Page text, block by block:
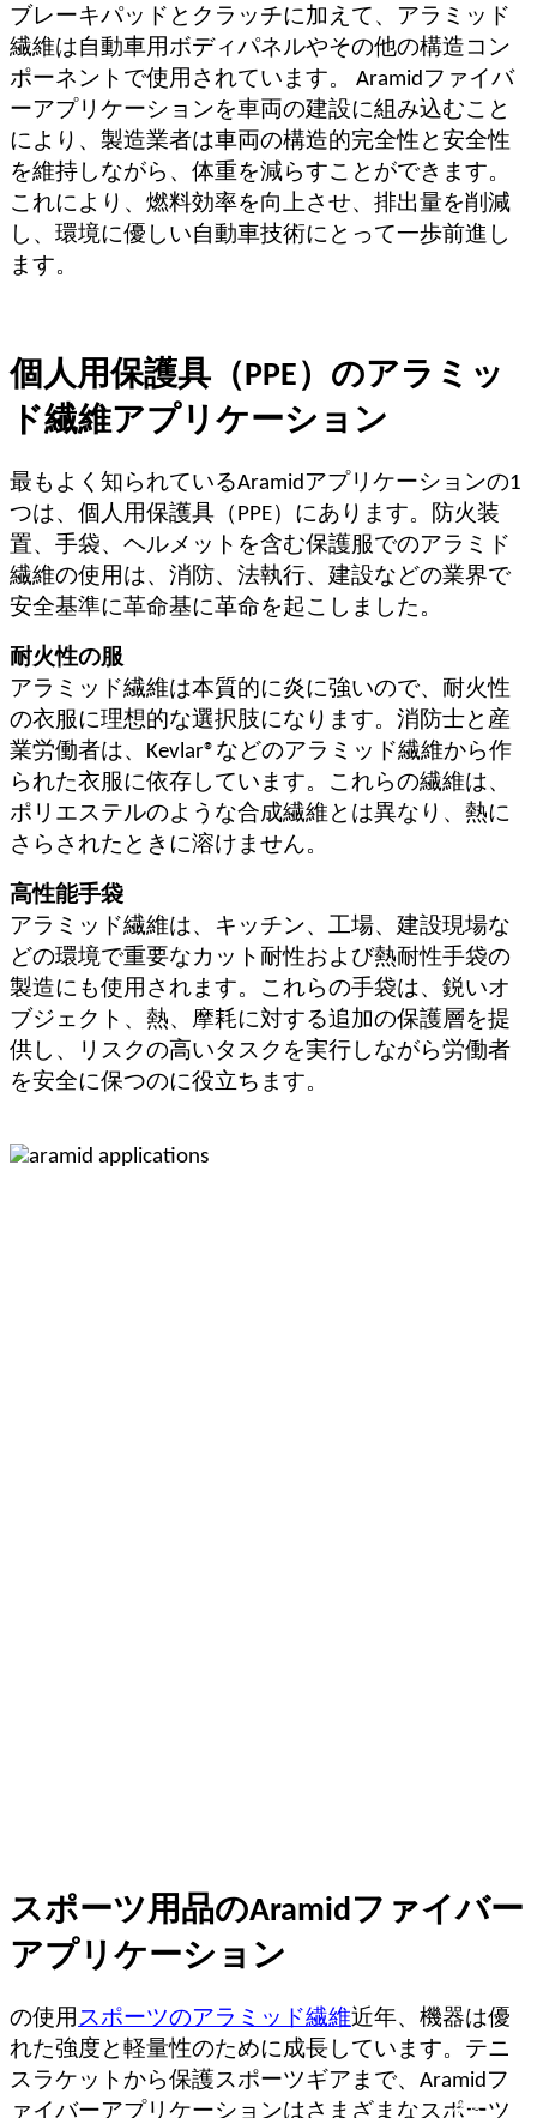
ブレーキパッドとクラッチに加えて、アラミッド
繊維は自動車用ボディパネルやその他の構造コン
ポーネントで使用されています。 Aramidファイバ
ーアプリケーションを車両の建設に組み込むこと
により、製造業者は車両の構造的完全性と安全性
を維持しながら、体重を減らすことができます。
これにより、燃料効率を向上させ、排出量を削減
し、環境に優しい自動車技術にとって一歩前進し
ます。
個人用保護具（PPE）のアラミッ
ド繊維アプリケーション
最もよく知られているAramidアプリケーションの1
つは、個人用保護具（PPE）にあります。防火装
置、手袋、ヘルメットを含む保護服でのアラミド
繊維の使用は、消防、法執行、建設などの業界で
安全基準に革命基に革命を起こしました。
耐火性の服
アラミッド繊維は本質的に炎に強いので、耐火性
の衣服に理想的な選択肢になります。消防士と産
業労働者は、Kevlar®などのアラミッド繊維から作
られた衣服に依存しています。これらの繊維は、
ポリエステルのような合成繊維とは異なり、熱に
さらされたときに溶けません。
高性能手袋
アラミッド繊維は、キッチン、工場、建設現場な
どの環境で重要なカット耐性および熱耐性手袋の
製造にも使用されます。これらの手袋は、鋭いオ
ブジェクト、熱、摩耗に対する追加の保護層を提
供し、リスクの高いタスクを実行しながら労働者
を安全に保つのに役立ちます。
スポーツ用品のAramidファイバー
アプリケーション
の使用 スポーツのアラミッド繊維近年、機器は優
れた強度と軽量性のために成長しています。テニ
スラケットから保護スポーツギアまで、Aramidフ
ァイバーアプリケーションはさまざまなスポーツ